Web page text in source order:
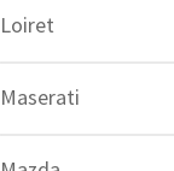
Loiret
Maserati